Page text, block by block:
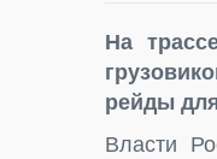
На
рейды
Власти